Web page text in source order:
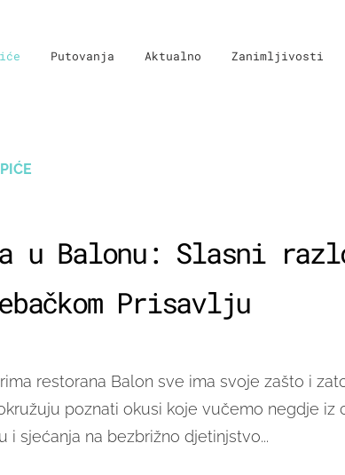
Putovanja Aktualno Zanimljivosti
u Balonu: Slasni
Prisavlju
restorana Balon sve ima svoje zašto i
poznati okusi koje vučemo negdje iz
i sjećanja na bezbrižno djetinjstvo...